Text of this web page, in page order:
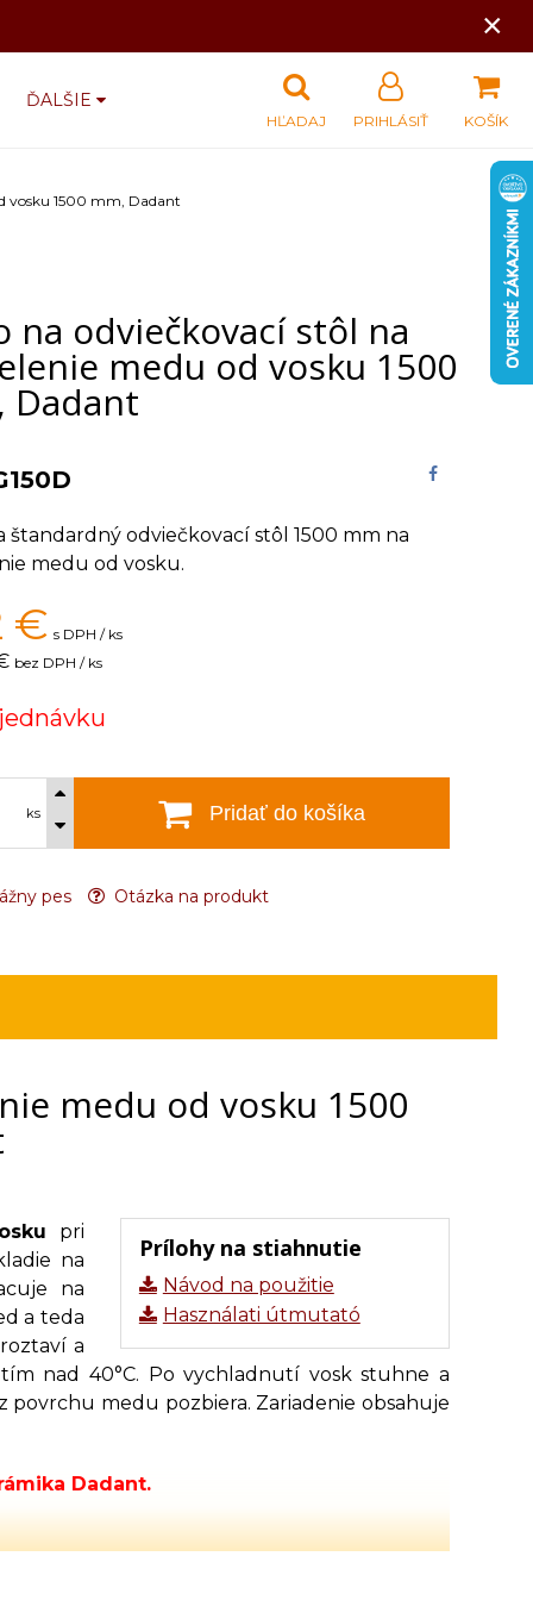
×
ĎALŠIE
KOŠÍK
PRIHLÁSIŤ
HĽADAJ
vosku 1500 mm, Dadant
na odviečkovací stôl na
medu od vosku 1500
Dadant
štandardný odviečkovací stôl 1500 mm na
medu od vosku.
€ s DPH / ks
bez DPH / ks
ks Pridať do košíka
pes Otázka na produkt
medu od vosku 1500
Prílohy na stiahnutie
Návod na použitie
Használati útmutató
pri
na
na
a teda
a
nad 40°C. Po vychladnutí vosk stuhne a
povrchu medu pozbiera. Zariadenie obsahuje
Dadant.